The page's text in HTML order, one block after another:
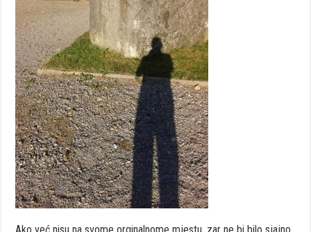
Ako već nisu na svome orginalnome mjestu, zar ne bi bilo sjajno